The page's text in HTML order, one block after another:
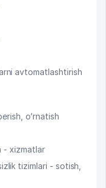
avtomatlashtirish
o‘rnatish
- xizmatlar
tizimlari - sotish,